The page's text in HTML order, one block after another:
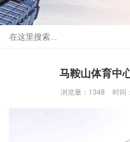
马鞍山体育中
浏览量：1348 时间